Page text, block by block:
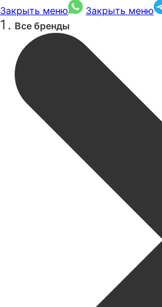
Закрыть меню
Закрыть меню
Все бренды